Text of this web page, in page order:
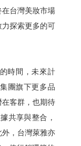
台灣美妝市場
探索更多的可
時間，未來計
團旗下更多品
客群，也期待
共享與整合，
，台灣萊雅亦